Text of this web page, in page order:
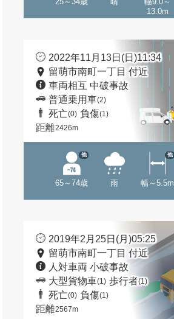
13.0m
2022年11月13日(日)11:34
留萌市南町一丁目 付近
車両相互 中破事故
普通乗用車(2)
死亡(0) 負傷(1)
距離2426m
65～74歳
他
雨 幅～5.5m
他
2019年2月25日(月)05:25
留萌市南町一丁目 付近
人対車両 小破事故
大型貨物車(1) 歩行者(1)
死亡(0) 負傷(1)
距離2567m